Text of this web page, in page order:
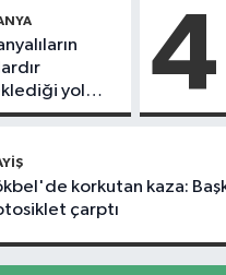
yol
döndü
4
korkutan kaza:
çarptı